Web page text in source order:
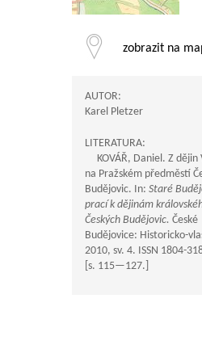
zobrazit na
AUTOR:
Karel Pletzer
LITERATURA:
KOVÁŘ, Daniel. Z dějin
na Pražském předměstí
Budějovic. In: Staré
prací k dějinám
Českých Budějovic. České
Budějovice: Historicko-
2010, sv. 4. ISSN 1804-
[s. 115—127.]